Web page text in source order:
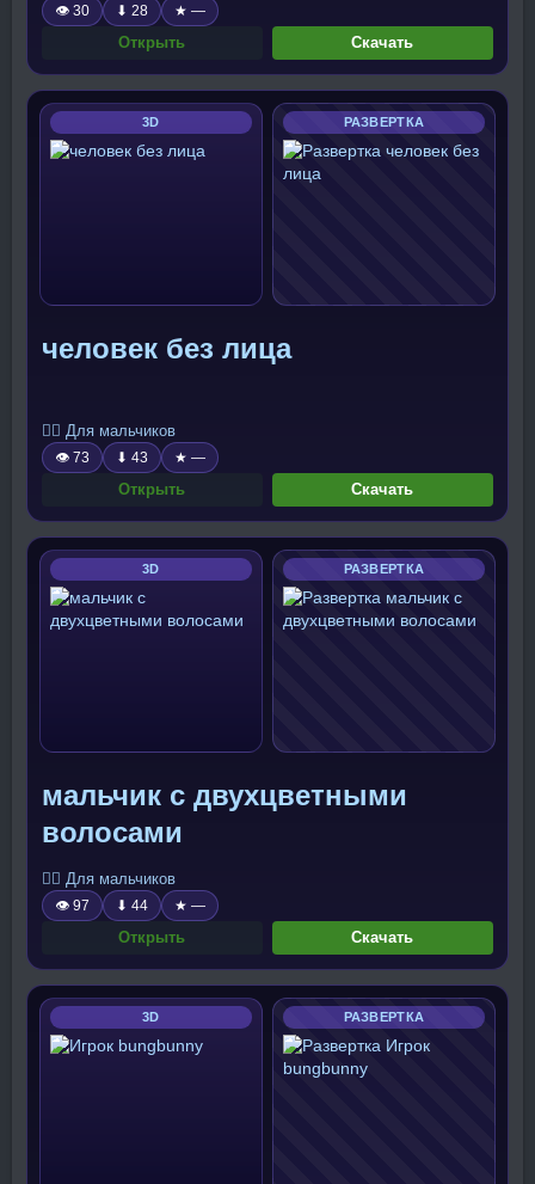
👁 30 ⬇ 28 ★ —
Открыть Скачать
3D РАЗВЕРТКА
человек без лица
🧍‍♂️ Для мальчиков
👁 73 ⬇ 43 ★ —
Открыть Скачать
3D РАЗВЕРТКА
мальчик с двухцветными
волосами
🧍‍♂️ Для мальчиков
👁 97 ⬇ 44 ★ —
Открыть Скачать
3D РАЗВЕРТКА